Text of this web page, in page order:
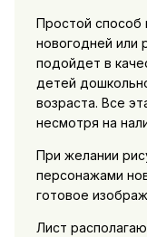
Простой способ
новогодней или
подойдет в
детей
возраста. Все
несмотря на
При желании
персонажами
готовое
Лист